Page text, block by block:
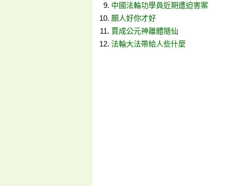
中國法輪功學員近期遭迫害案
願人好你才好
賈成公元神離體隨仙
法輪大法帶給人些什麼